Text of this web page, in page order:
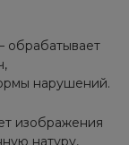
обрабатывает
нарушений.
изображения
натуру,